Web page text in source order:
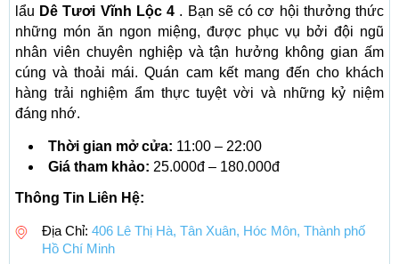
lẩu Dê Tươi Vĩnh Lộc 4 . Bạn sẽ có cơ hội thưởng thức
những món ăn ngon miệng, được phục vụ bởi đội ngũ
nhân viên chuyên nghiệp và tận hưởng không gian ấm
cúng và thoải mái. Quán cam kết mang đến cho khách
hàng trải nghiệm ẩm thực tuyệt vời và những kỷ niệm
đáng nhớ.
Thời gian mở cửa: 11:00 – 22:00
Giá tham khảo: 25.000đ – 180.000đ
Thông Tin Liên Hệ:
Địa Chỉ: 406 Lê Thị Hà, Tân Xuân, Hóc Môn, Thành phố
Hồ Chí Minh